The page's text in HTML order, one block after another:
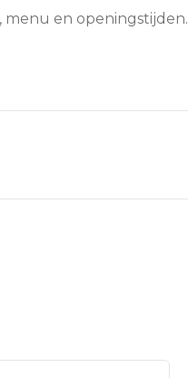
menu en openingstijden.